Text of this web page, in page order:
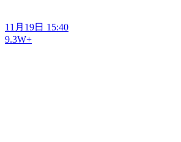
11月19日 15:40
9.3W+